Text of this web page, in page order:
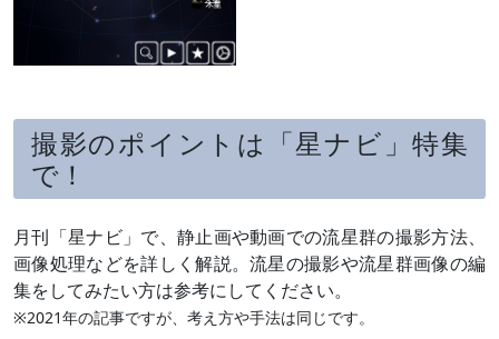
撮影のポイントは「星ナビ」特集
で！
月刊「星ナビ」で、静止画や動画での流星群の撮影方法、
画像処理などを詳しく解説。流星の撮影や流星群画像の編
集をしてみたい方は参考にしてください。
※2021年の記事ですが、考え方や手法は同じです。